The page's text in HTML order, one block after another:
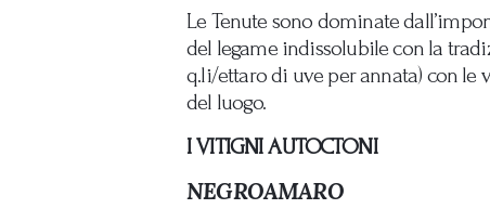
Le Tenute sono dominate
del legame indissolubile con la
q.li/ettaro di uve per annata) con le
del luogo.
I VITIGNI AUTOCTONI
NEGROAMARO